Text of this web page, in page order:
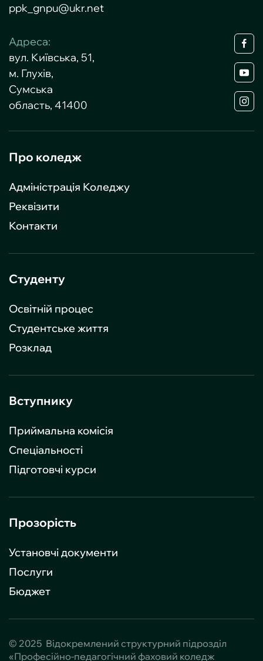
ppk_gnpu@ukr.net
Адреса:
вул. Київська, 51,
м. Глухів,
Сумська
область, 41400
Про коледж
Адміністрація Коледжу
Реквізити
Контакти
Студенту
Освітній процес
Студентське життя
Розклад
Вступнику
Приймальна комісія
Спеціальності
Підготовчі курси
Прозорість
Установчі документи
Послуги
Бюджет
© 2025 Відокремлений структурний підрозділ
«Професійно-педагогічний фаховий коледж